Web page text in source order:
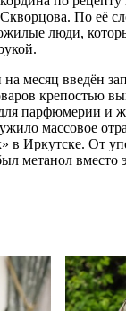
По её
люди,
месяц введён
крепостью
парфюмерии и
массовое
в Иркутске. От
метанол вместо